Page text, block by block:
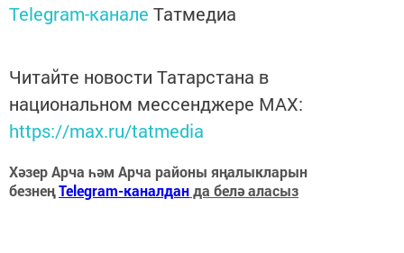
Telegram-канале Татмедиа
Читайте новости Татарстана в
национальном мессенджере MАХ:
https://max.ru/tatmedia
Хәзер Арча һәм Арча районы яңалыкларын
безнеңTelegram-каналданда белә аласыз